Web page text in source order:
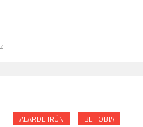
ALARDE IRÚN BEHOBIA